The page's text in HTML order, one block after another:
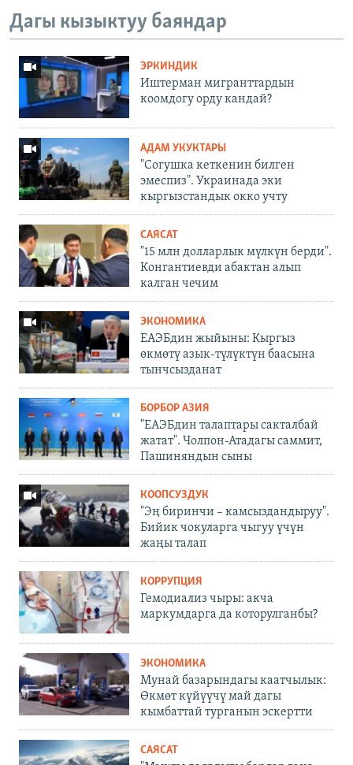
Дагы кызыктуу баяндар
ЭРКИНДИК
Иштерман мигранттардын
коомдогу орду кандай?
АДАМ УКУКТАРЫ
"Согушка кеткенин билген
эмеспиз". Украинада эки
кыргызстандык окко учту
САЯСАТ
"15 млн долларлык мүлкүн берди".
Конгантиевди абактан алып
калган чечим
ЭКОНОМИКА
ЕАЭБдин жыйыны: Кыргыз
өкмөтү азык-түлүктүн баасына
тынчсызданат
БОРБОР АЗИЯ
"ЕАЭБдин талаптары сакталбай
жатат". Чолпон-Атадагы саммит,
Пашиняндын сыны
КООПСУЗДУК
"Эң биринчи – камсыздандыруу".
Бийик чокуларга чыгуу үчүн
жаңы талап
КОРРУПЦИЯ
Гемодиализ чыры: акча
маркумдарга да которулганбы?
ЭКОНОМИКА
Мунай базарындагы каатчылык:
Өкмөт күйүүчү май дагы
кымбаттай турганын эскертти
САЯСАТ